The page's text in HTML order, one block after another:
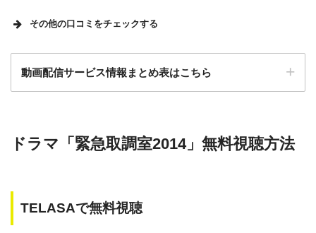
その他の口コミをチェックする
様々なジャンルの動画が見ることができ、ポイントで映
動画配信サービス情報まとめ表はこちら
music.jp 約180,000本
ドラマ「緊急取調室2014」無料視聴方法
TELASAで無料視聴